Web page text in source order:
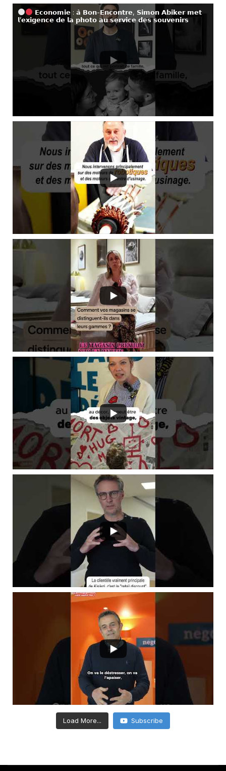
𝗘𝗰𝗼𝗻𝗼𝗺𝗶𝗲 : 𝗮̀ 𝗕𝗼𝗻-𝗘𝗻𝗰𝗼𝗻𝘁𝗿𝗲, 𝗦𝗶𝗺𝗼𝗻 𝗔𝗯𝗶𝗸𝗲𝗿 𝗺𝗲𝘁
𝗹’𝗲𝘅𝗶𝗴𝗲𝗻𝗰𝗲 𝗱𝗲 𝗹𝗮 𝗽𝗵𝗼𝘁𝗼 𝗮𝘂 𝘀𝗲𝗿𝘃𝗶𝗰𝗲 𝗱𝗲𝘀 𝘀𝗼𝘂𝘃𝗲𝗻𝗶𝗿𝘀
Load More... Subscribe